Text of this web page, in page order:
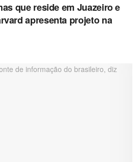
que reside em Juazeiro e
apresenta projeto na